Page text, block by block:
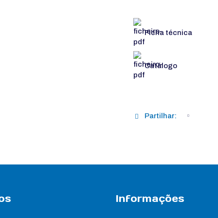
Ficha técnica
Catálogo
Partilhar:
Informações